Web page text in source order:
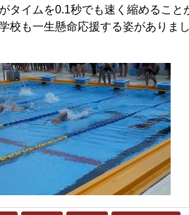
タイムを0.1秒でも速く縮めるこ
校も一生懸命応援する姿がありま